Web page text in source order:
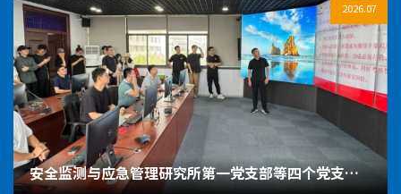
2026.07
安全监测与应急管理研究所第一党支部等四个党支部联合开展专题学习活动